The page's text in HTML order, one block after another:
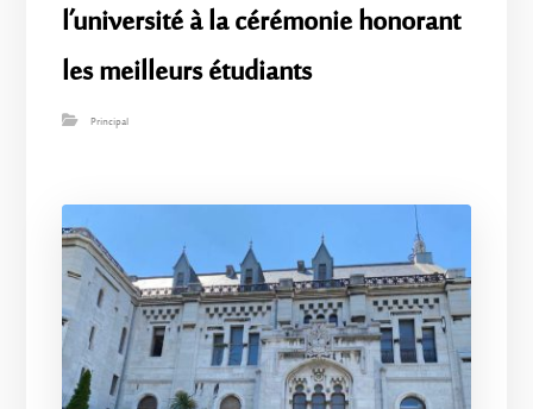
l’université à la cérémonie honorant
les meilleurs étudiants
Principal